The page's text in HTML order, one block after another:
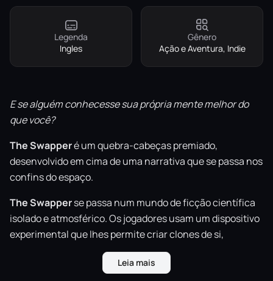
Legenda
Ingles
Gênero
Ação e Aventura, Indie
E se alguém conhecesse sua própria mente melhor do
que você?
The Swapperé um quebra-cabeças premiado,
desenvolvido em cima de uma narrativa que se passa nos
confins do espaço.
TheSwapperse passa num mundo de ficção científica
isolado e atmosférico. Os jogadores usam um dispositivo
experimental que lhes permite criar clones de si,
comutando toda a consciência com novos corpos para
superar os desafios do ambiente.
Leia mais